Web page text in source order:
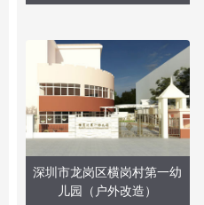
深圳市龙岗区横岗村第一幼
儿园（户外改造）